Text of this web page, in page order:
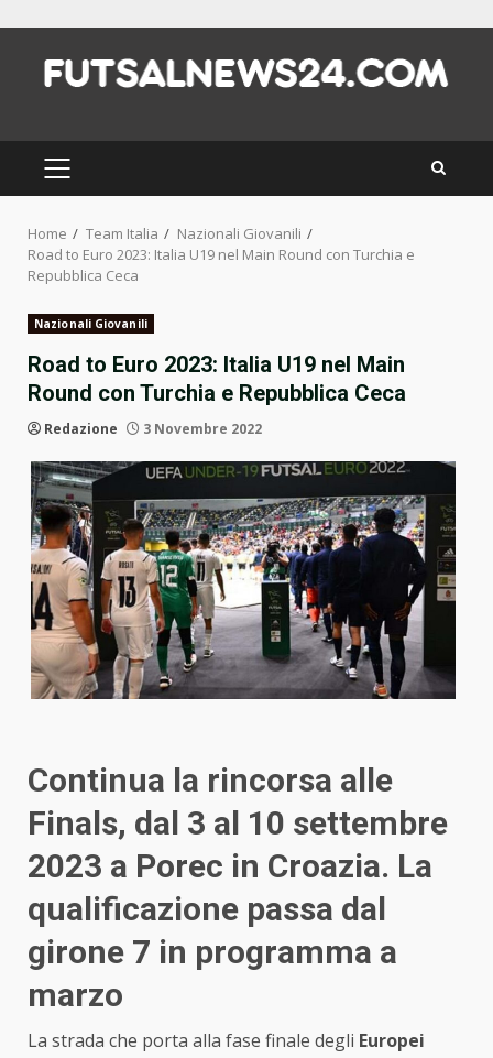
content
PRIMARY
MENU
Home Team Italia
Nazionali Giovanili
Road to Euro 2023: Italia U19 nel Main Round con Turchia e
Repubblica Ceca
Nazionali Giovanili
Road to Euro 2023: Italia U19 nel Main
Round con Turchia e Repubblica Ceca
Redazione 3 Novembre 2022
Continua la rincorsa alle
Finals, dal 3 al 10 settembre
2023 a Porec in Croazia. La
qualificazione passa dal
girone 7 in programma a
marzo
La strada che porta alla fase finale degli Europei